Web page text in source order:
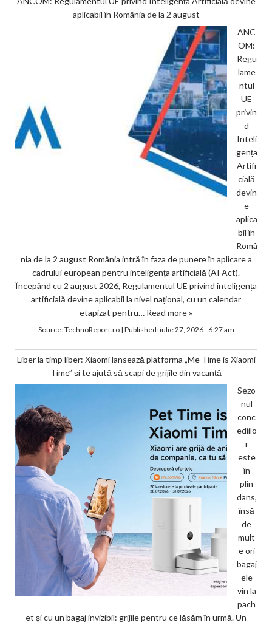
aplicabil în România de la 2 august
ANC
OM:
Regu
lame
ntul
UE
privin
d
Inteli
gența
Artifi
cială
devin
e
aplica
bil în
Româ
nia de la 2 august România intră în faza de punere în aplicare a
cadrului european pentru inteligența artificială (AI Act).
Începând cu 2 august 2026, Regulamentul UE privind inteligența
artificială devine aplicabil la nivel național, cu un calendar
etapizat pentru… Read more »
Source:TechnoReport.ro| Published:iulie 27, 2026 - 6:27 am
Liber la timp liber: Xiaomi lansează platforma „Me Time is Xiaomi
Time” și te ajută să scapi de grijile din vacanță
Sezo
nul
conc
ediilo
r
este
în
plin
dans,
însă
de
mult
e ori
bagaj
ele
vin la
pach
et și cu un bagaj invizibil: grijile pentru ce lăsăm în urmă. Un